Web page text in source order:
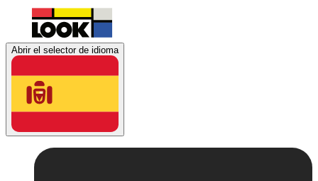
Abrir el selector de idioma